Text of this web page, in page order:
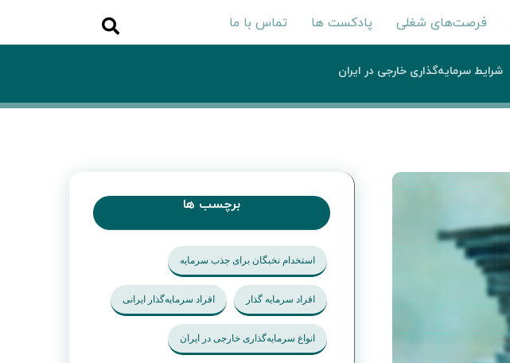
فرصت‌های شغلی پادکست ها تماس با ما
شرایط سرمایه‌گذاری خارجی در ایران
برچسب ها
استخدام نخبگان برای جذب سرمایه
افراد سرمایه گذار افراد سرمایه‌گذار ایرانی
انواع سرمایه‌گذاری خارجی در ایران